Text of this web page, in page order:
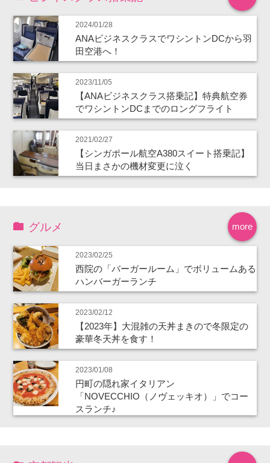
2024/01/28
ANAビジネスクラスでワシントンDCから羽
田空港へ！
2023/11/05
【ANAビジネスクラス搭乗記】特典航空券
でワシントンDCまでのロングフライト
2021/02/27
【シンガポール航空A380スイート搭乗記】
当日まさかの機材変更に泣く
more
グルメ
2023/02/25
西院の「バーガールーム」でボリュームある
ハンバーガーランチ
2023/02/12
【2023年】大混雑の天丼まきので冬限定の
豪華冬天丼を食す！
2023/01/08
円町の隠れ家イタリアン
「NOVECCHIO（ノヴェッキオ）」でコー
スランチ♪